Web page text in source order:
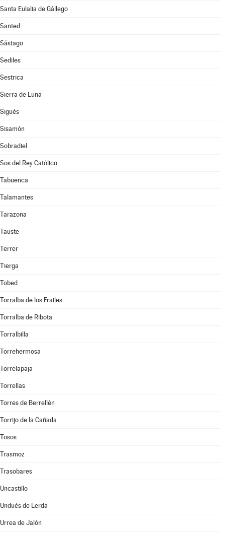
Santa Eulalia de Gállego
Santed
Sástago
Sediles
Sestrica
Sierra de Luna
Sigüés
Sisamón
Sobradiel
Sos del Rey Católico
Tabuenca
Talamantes
Tarazona
Tauste
Terrer
Tierga
Tobed
Torralba de los Frailes
Torralba de Ribota
Torralbilla
Torrehermosa
Torrelapaja
Torrellas
Torres de Berrellén
Torrijo de la Cañada
Tosos
Trasmoz
Trasobares
Uncastillo
Undués de Lerda
Urrea de Jalón